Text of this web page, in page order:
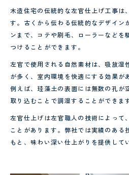
木造住宅の伝統的な左官仕上げ工事は
す。古くから伝わる伝統的なデザイン
ンまで、コテや刷毛、ローラーなどを
つけることができます。
左官で使用される自然素材は、吸放湿
が多く、室内環境を快適にする効果が
例えば、珪藻土の表面には無数の孔が
取り込むことで調湿することができま
左官仕上げは左官職人の技術によって
ことがあります。弊社では実績のある
もと、味わい深い仕上がりを提供して